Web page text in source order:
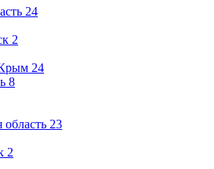
24
2
24
8
23
2